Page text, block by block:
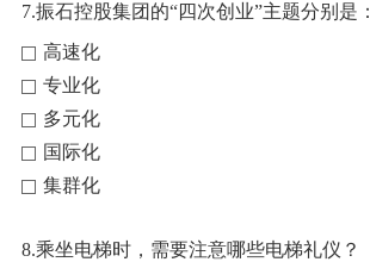
7.振石控股集团的“四次创业”主题分别是：
高速化
专业化
多元化
国际化
集群化
8.乘坐电梯时，需要注意哪些电梯礼仪？